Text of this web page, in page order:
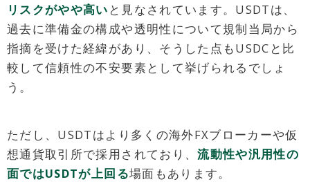
リスクがやや高い と見なされています。USDTは、
過去に準備金の構成や透明性について規制当局から
指摘を受けた経緯があり、そうした点もUSDCと比
較して信頼性の不安要素として挙げられるでしょ
う。
ただし、USDTはより多くの海外FXブローカーや仮
想通貨取引所で採用されており、流動性や汎用性の
面ではUSDTが上回る場面もあります。